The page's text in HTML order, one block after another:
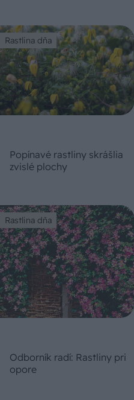
Rastlina dňa
Popínavé rastliny skrášlia
zvislé plochy
Rastlina dňa
Odborník radí: Rastliny pri
opore